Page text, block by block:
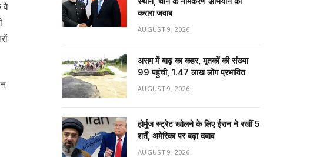
वे
करारा जवाब
AUGUST 9, 2026
असम में बाढ़ का कहर, मृतकों की संख्या
99 पहुंची, 1.47 लाख लोग प्रभावित
AUGUST 9, 2026
होर्मुज स्ट्रेट खोलने के लिए ईरान ने रखीं 5
शर्तें, अमेरिका पर बढ़ा दबाव
AUGUST 9, 2026